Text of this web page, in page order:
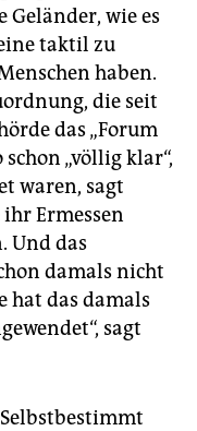
Geländer, wie es
taktil zu
haben.
die seit
das „Forum
„völlig klar“,
waren, sagt
Ermessen
Und das
damals nicht
hat das damals
sagt